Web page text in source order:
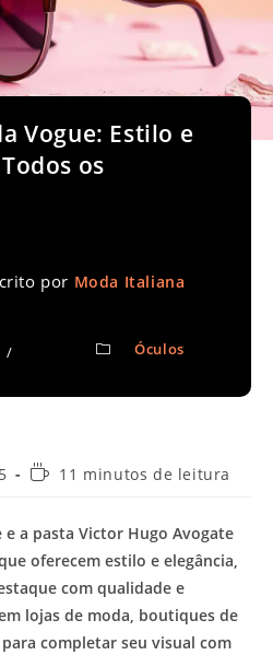
Vogue: Estilo e
os
por Moda Italiana
Óculos
Tempo11 minutos de leitura
e a pasta Victor Hugo Avogate
oferecem estilo e elegância,
com qualidade e
lojas de moda, boutiques de
completar seu visual com